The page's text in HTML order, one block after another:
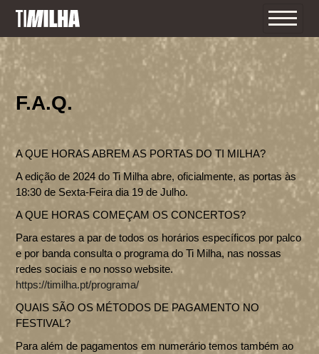
F.A.Q.
A QUE HORAS ABREM AS PORTAS DO TI MILHA?
A edição de 2024 do Ti Milha abre, oficialmente, as portas às
18:30 de Sexta-Feira dia 19 de Julho.
A QUE HORAS COMEÇAM OS CONCERTOS?
Para estares a par de todos os horários específicos por palco
e por banda consulta o programa do Ti Milha, nas nossas
redes sociais e no nosso website.
https://timilha.pt/programa/
QUAIS SÃO OS MÉTODOS DE PAGAMENTO NO
FESTIVAL?
Para além de pagamentos em numerário temos também ao